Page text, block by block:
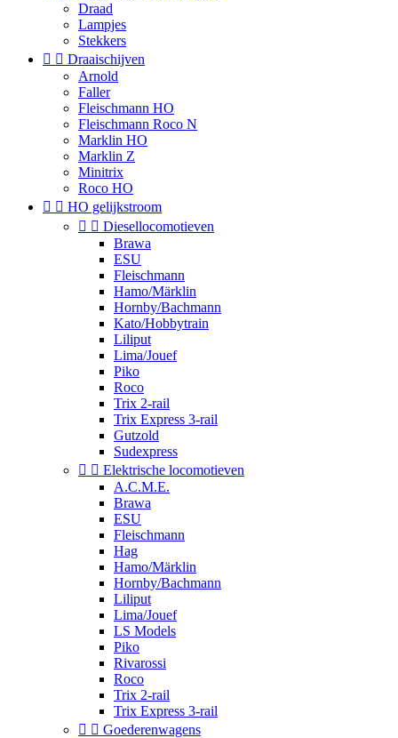
Draad
Lampjes
Stekkers
  Draaischijven
Arnold
Faller
Fleischmann HO
Fleischmann Roco N
Marklin HO
Marklin Z
Minitrix
Roco HO
  HO gelijkstroom
  Diesellocomotieven
Brawa
ESU
Fleischmann
Hamo/Märklin
Hornby/Bachmann
Kato/Hobbytrain
Liliput
Lima/Jouef
Piko
Roco
Trix 2-rail
Trix Express 3-rail
Gutzold
Sudexpress
  Elektrische locomotieven
A.C.M.E.
Brawa
ESU
Fleischmann
Hag
Hamo/Märklin
Hornby/Bachmann
Liliput
Lima/Jouef
LS Models
Piko
Rivarossi
Roco
Trix 2-rail
Trix Express 3-rail
  Goederenwagens